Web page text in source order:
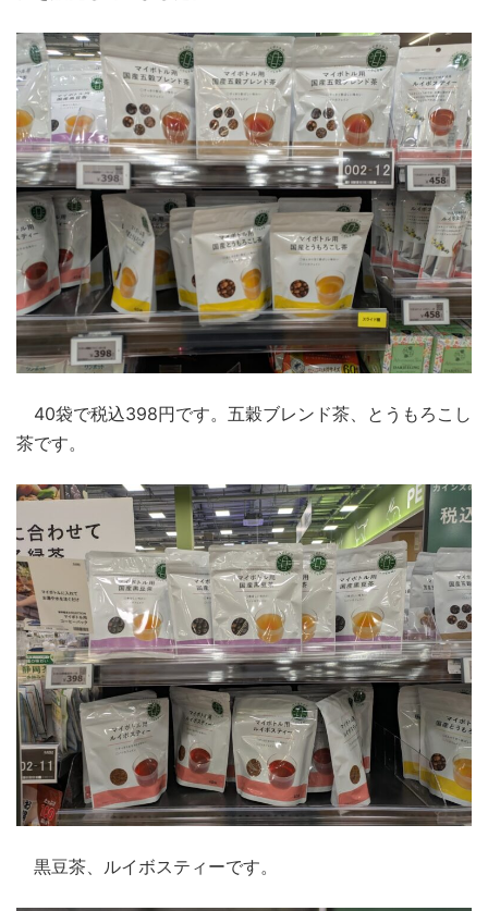
40袋で税込398円です。五穀ブレンド茶、とうもろこし
茶です。
黒豆茶、ルイボスティーです。